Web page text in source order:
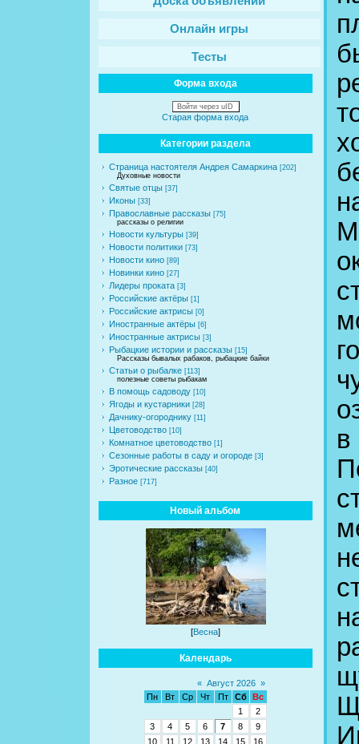
Онлайн игры
Тесты
Форма входа
Войти через uID
Старая форма входа
Категории раздела
Страница настоятеля Андрея Самаркина [202]
Духовные новости
Святые отцы [37]
Иконы [33]
Православные рассказы [75]
рассказы о религии
Новости культуры [39]
Новости политики [73]
Новости кино [89]
Новинки кино [27]
Лидеры проката [3]
Российские актёры [1]
Российские актрисы [0]
Иностранные актёры [6]
Иностранные актрисы [3]
Рыбацкие истории и рассказы [15]
Рассказы бывалых рабаков, рыбацкие байки
Статьи о рыбалке [113]
полезные советы рыбакам
В помощь садоводу [10]
Ягоды и кустарники [28]
Дачнику-огороднику [11]
Цветоводство [10]
Комнатное цветоводство [1]
Сезонные работы в саду и огороде [3]
Эротические рассказы [40]
Разное [717]
Новый альбом
[Весна]
Календарь
« Август 2026 »
Пн
Вт Ср Чт Пт Сб
Вс
1
2
3
4 5 6 7 8
9
10
11 12 13 14 15
16
в